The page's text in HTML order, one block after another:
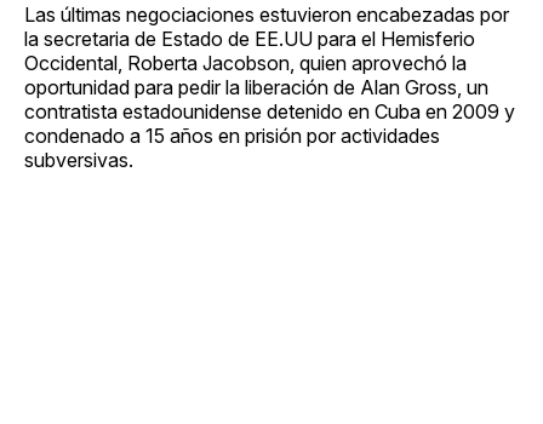
Las últimas negociaciones estuvieron encabezadas por
la secretaria de Estado de EE.UU para el Hemisferio
Occidental, Roberta Jacobson, quien aprovechó la
oportunidad para pedir la liberación de Alan Gross, un
contratista estadounidense detenido en Cuba en 2009 y
condenado a 15 años en prisión por actividades
subversivas.